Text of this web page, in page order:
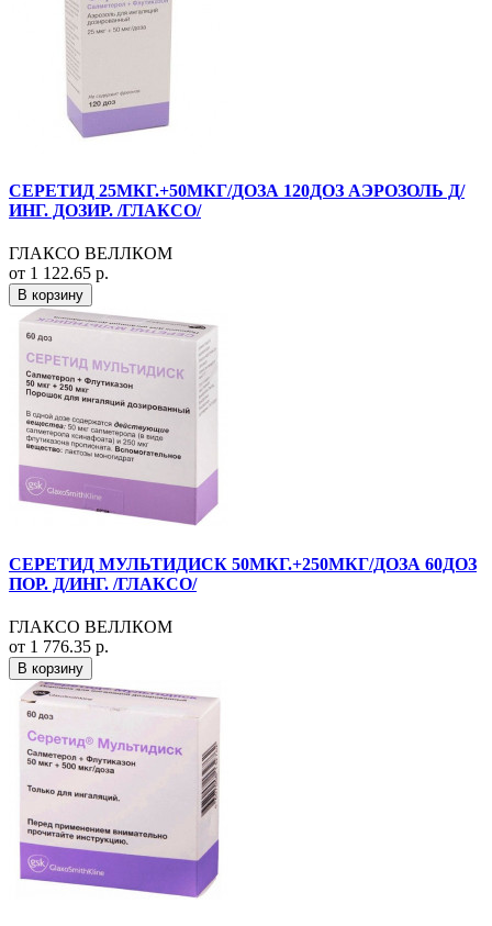
СЕРЕТИД 25МКГ.+50МКГ/ДОЗА 120ДОЗ АЭРОЗОЛЬ Д/
ИНГ. ДОЗИР. /ГЛАКСО/
ГЛАКСО ВЕЛЛКОМ
от 1 122.65 р.
В корзину
СЕРЕТИД МУЛЬТИДИСК 50МКГ.+250МКГ/ДОЗА 60ДОЗ
ПОР. Д/ИНГ. /ГЛАКСО/
ГЛАКСО ВЕЛЛКОМ
от 1 776.35 р.
В корзину